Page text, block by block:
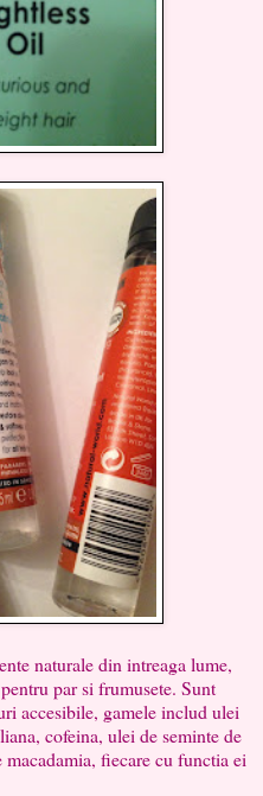
din intreaga lume,
par si frumusete. Sunt
accesibile, gamele includ ulei
cofeina, ulei de seminte de
fiecare cu functia ei